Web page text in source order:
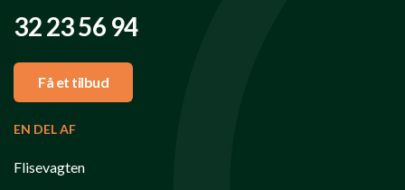
32 23 56 94
Få et tilbud
EN DEL AF
Flisevagten